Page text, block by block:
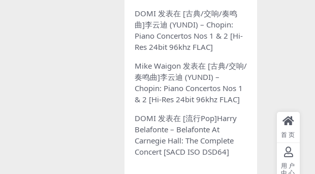
DOMI 发表在 [古典/交响/奏鸣
曲]李云迪 (YUNDI) – Chopin:
Piano Concertos Nos 1 & 2 [Hi-
Res 24bit 96khz FLAC]
Mike Waigon 发表在 [古典/交响/
奏鸣曲]李云迪 (YUNDI) –
Chopin: Piano Concertos Nos 1
& 2 [Hi-Res 24bit 96khz FLAC]
DOMI 发表在 [流行Pop]Harry
Belafonte – Belafonte At
Carnegie Hall: The Complete
Concert [SACD ISO DSD64]
首页
用户